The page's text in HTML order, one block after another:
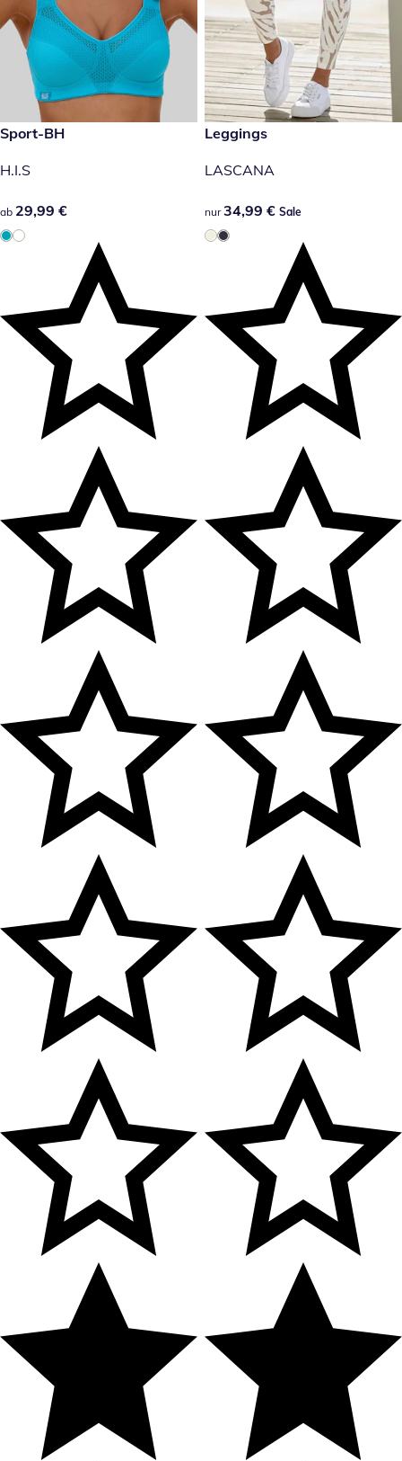
29,99 €
Sport-BH
H.I.S
29,99 €
ab 29,99 €
34,99 €
Sale
Leggings
LASCANA
34,99 €
nur 34,99 € Sale